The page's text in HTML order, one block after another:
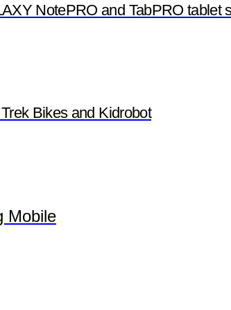
NotePRO and TabPRO tablet
Bikes and Kidrobot
Mobile